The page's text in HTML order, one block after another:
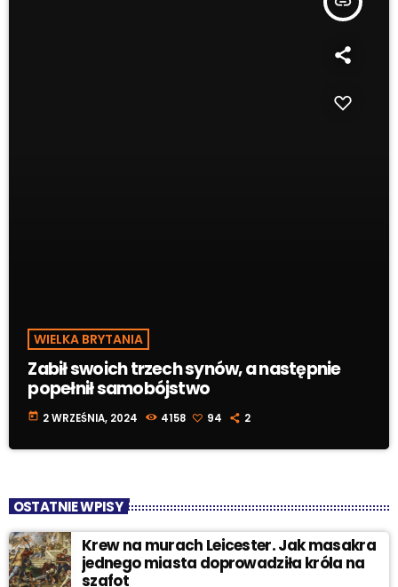
WIELKA BRYTANIA
Zabił swoich trzech synów, a następnie
popełnił samobójstwo
today 2 WRZEŚNIA, 2024 4158 94 2
OSTATNIE WPISY
Krew na murach Leicester. Jak masakra
jednego miasta doprowadziła króla na
szafot